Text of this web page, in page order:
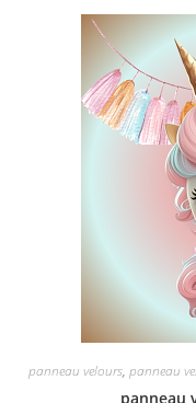
panneau velours, panneau
panneau